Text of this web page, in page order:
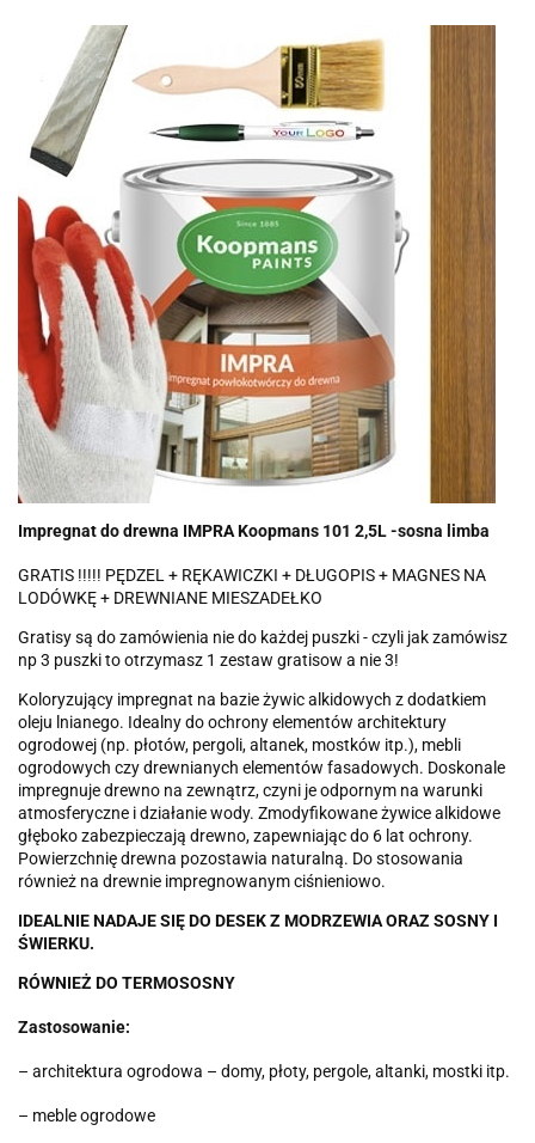
Impregnat do drewna IMPRA Koopmans 101 2,5L -sosna limba
GRATIS !!!!! PĘDZEL + RĘKAWICZKI + DŁUGOPIS + MAGNES NA
LODÓWKĘ + DREWNIANE MIESZADEŁKO
Gratisy są do zamówienia nie do każdej puszki - czyli jak zamówisz
np 3 puszki to otrzymasz 1 zestaw gratisow a nie 3!
Koloryzujący impregnat na bazie żywic alkidowych z dodatkiem
oleju lnianego. Idealny do ochrony elementów architektury
ogrodowej (np. płotów, pergoli, altanek, mostków itp.), mebli
ogrodowych czy drewnianych elementów fasadowych. Doskonale
impregnuje drewno na zewnątrz, czyni je odpornym na warunki
atmosferyczne i działanie wody. Zmodyfikowane żywice alkidowe
głęboko zabezpieczają drewno, zapewniając do 6 lat ochrony.
Powierzchnię drewna pozostawia naturalną. Do stosowania
również na drewnie impregnowanym ciśnieniowo.
IDEALNIE NADAJE SIĘ DO DESEK Z MODRZEWIA ORAZ SOSNY I
ŚWIERKU.
RÓWNIEŻ DO TERMOSOSNY
Zastosowanie:
– architektura ogrodowa – domy, płoty, pergole, altanki, mostki itp.
– meble ogrodowe